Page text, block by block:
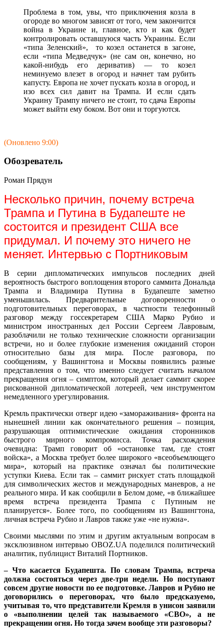
Проблема в том, увы, что приключения козла в
огороде во многом зависят от того, чем закончится
война в Украине и, главное, кто и как будет
контролировать оставшуюся часть Украины. Если
«типа Зеленский», то козел останется в загоне,
если «типа Медведчук» (не сам он, конечно, но
какой-нибудь его дериватив) — то козел
неминуемо влезет в огород и начнет там рубить
капусту. Европа не хочет пускать козла в огород, и
изо всех сил давит на Трампа. И если сдать
Украину Трампу ничего не стоит, то сдача Европы
может выйти ему боком. Вот они и торгуются.
(Оновлено 9:00)
Обозреватель
Роман Прядун
Несколько причин, почему встреча
Трампа и Путина в Будапеште не
состоится и президент США все
придумал. И почему это ничего не
меняет. Интервью с Портниковым
В серии дипломатических импульсов последних дней
вероятность быстрого воплощения второго саммита Дональда
Трампа и Владимира Путина в Будапеште заметно
уменьшилась. Предварительные договоренности о
подготовительных переговорах, в частности телефонный
разговор между госсекретарем США Марко Рубио и
министром иностранных дел России Сергеем Лавровым,
разоблачили не только технические сложности организации
встречи, но и более глубокие изменения ожиданий сторон
относительно базы для мира. После разговора, по
сообщениям, у Вашингтона и Москвы появились разные
представления о том, что именно следует считать началом
прекращения огня – симптом, который делает саммит скорее
рискованной дипломатической лотереей, чем инструментом
немедленного урегулирования.
Кремль практически отверг идею «замораживания» фронта на
нынешней линии как окончательного решения – позиция,
разрушающая оптимистические ожидания сторонников
быстрого мирного компромисса. Точка расхождения
очевидна: Трамп говорит об «остановке там, где стоят
войска», а Москва требует более широкого «всеобъемлющего
мира», который на практике означал бы политические
уступки Киева. Если так – саммит рискует стать площадкой
для символических жестов и международных маневров, а не
реального мира. И как сообщили в Белом доме, «в ближайшее
время встреча президента Трампа с Путиным не
планируется». Более того, по сообщениям из Вашингтона,
личная встреча Рубио и Лавров также уже «не нужна».
Своими мыслями по этим и другим актуальным вопросам в
эксклюзивном интервью OBOZ.UA поделился политический
аналитик, публицист Виталий Портников.
– Что касается Будапешта. По словам Трампа, встреча
должна состояться через две-три недели. Но поступают
совсем другие новости по ее подготовке. Лавров и Рубио не
договорились о переговорах, что было предсказуемо,
учитывая то, что представители Кремля в унисон заявили
о «выполнении целей так называемого «СВО», а не
прекращении огня. Но тогда зачем вообще эти разговоры?